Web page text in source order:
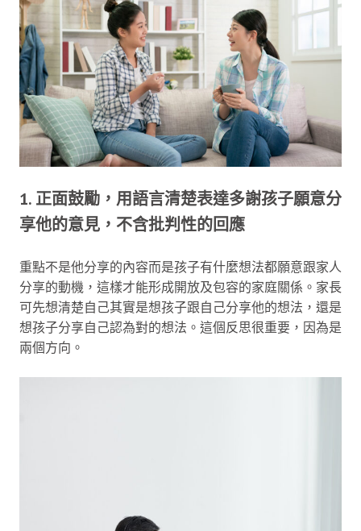
1. 正面鼓勵，用語言清楚表達多謝孩子願意分
享他的意見，不含批判性的回應
重點不是他分享的內容而是孩子有什麼想法都願意跟家人
分享的動機，這樣才能形成開放及包容的家庭關係。家長
可先想清楚自己其實是想孩子跟自己分享他的想法，還是
想孩子分享自己認為對的想法。這個反思很重要，因為是
兩個方向。